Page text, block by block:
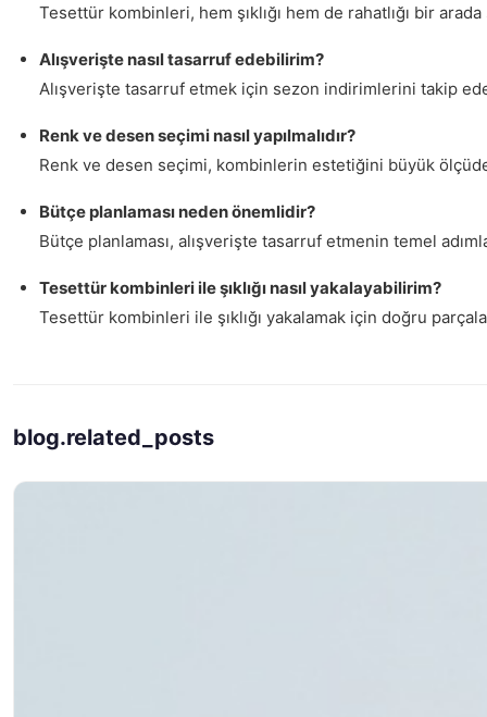
Tesettür kombinleri, hem şıklığı hem de rahatlığı bir
Alışverişte nasıl tasarruf edebilirim?
Alışverişte tasarruf etmek için sezon indirimlerini takip
Renk ve desen seçimi nasıl yapılmalıdır?
Renk ve desen seçimi, kombinlerin estetiğini büyük
Bütçe planlaması neden önemlidir?
Bütçe planlaması, alışverişte tasarruf etmenin temel
Tesettür kombinleri ile şıklığı nasıl yakalayabilirim?
Tesettür kombinleri ile şıklığı yakalamak için doğru
blog.related_posts